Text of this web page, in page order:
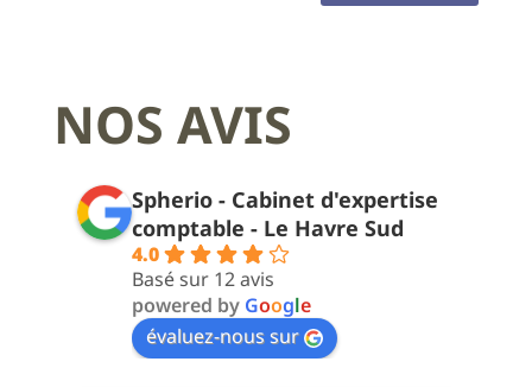
NOS AVIS
Spherio - Cabinet d'expertise
comptable - Le Havre Sud
4.0
Basé sur 12 avis
powered by Google
évaluez-nous sur